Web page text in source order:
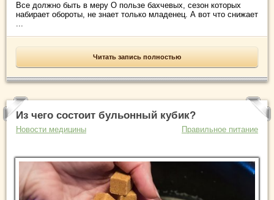
Все должно быть в меру О пользе бахчевых, сезон которых
набирает обороты, не знает только младенец. А вот что снижает
Читать запись полностью
Из чего состоит бульонный кубик?
Новости медицины Правильное питание